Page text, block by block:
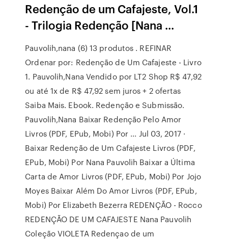
Redenção de um Cafajeste, Vol.1
- Trilogia Redenção [Nana ...
Pauvolih,nana (6) 13 produtos . REFINAR
Ordenar por: Redenção de Um Cafajeste - Livro
1. Pauvolih,Nana Vendido por LT2 Shop R$ 47,92
ou até 1x de R$ 47,92 sem juros + 2 ofertas
Saiba Mais. Ebook. Redenção e Submissão.
Pauvolih,Nana Baixar Redenção Pelo Amor
Livros (PDF, EPub, Mobi) Por ... Jul 03, 2017 ·
Baixar Redenção de Um Cafajeste Livros (PDF,
EPub, Mobi) Por Nana Pauvolih Baixar a Última
Carta de Amor Livros (PDF, EPub, Mobi) Por Jojo
Moyes Baixar Além Do Amor Livros (PDF, EPub,
Mobi) Por Elizabeth Bezerra REDENÇÃO - Rocco
REDENÇÃO DE UM CAFAJESTE Nana Pauvolih
Coleção VIOLETA Redençao de um